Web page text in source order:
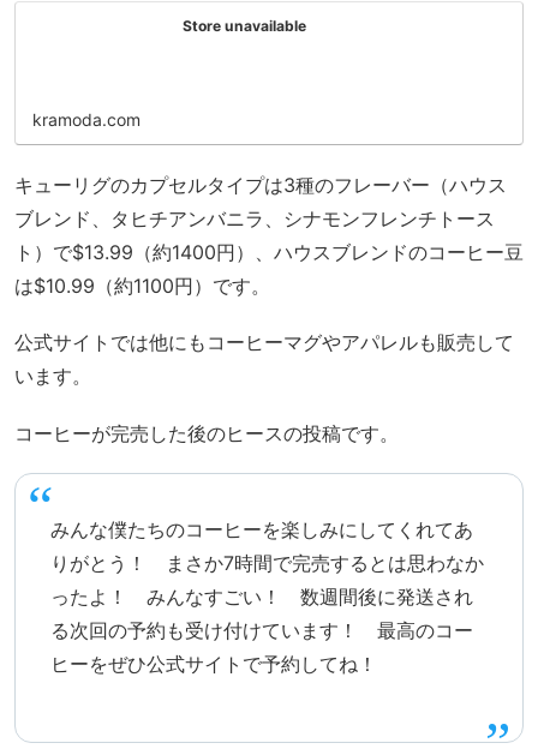
Store unavailable
kramoda.com
キューリグのカプセルタイプは3種のフレーバー（ハウス
ブレンド、タヒチアンバニラ、シナモンフレンチトース
ト）で$13.99（約1400円）、ハウスブレンドのコーヒー豆
は$10.99（約1100円）です。
公式サイトでは他にもコーヒーマグやアパレルも販売して
います。
コーヒーが完売した後のヒースの投稿です。
みんな僕たちのコーヒーを楽しみにしてくれてあ
りがとう！ まさか7時間で完売するとは思わなか
ったよ！ みんなすごい！ 数週間後に発送され
る次回の予約も受け付けています！ 最高のコー
ヒーをぜひ公式サイトで予約してね！